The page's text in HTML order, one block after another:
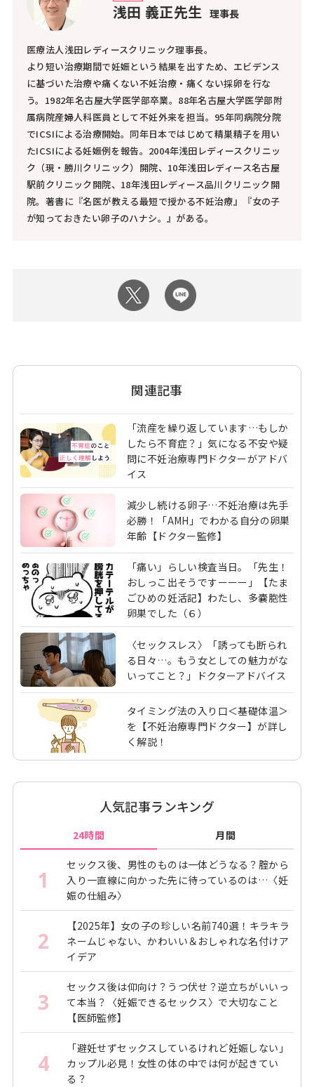
浅田 義正先生 理事長
医療法人浅田レディースクリニック理事長。
より短い治療期間で妊娠という結果を出すため、エビデンス
に基づいた治療や痛くない不妊治療・痛くない採卵を行な
う。1982年名古屋大学医学部卒業。88年名古屋大学医学部附
属病院産婦人科医員として不妊外来を担当。95年同病院分院
でICSIによる治療開始。同年日本ではじめて精巣精子を用い
たICSIによる妊娠例を報告。2004年浅田レディースクリニッ
ク（現・勝川クリニック）開院、10年浅田レディース名古屋
駅前クリニック開院、18年浅田レディース品川クリニック開
院。著書に『名医が教える最短で授かる不妊治療』『女の子
が知っておきたい卵子のハナシ。』がある。
関連記事
「流産を繰り返しています…もしか
したら不育症？」気になる不安や疑
問に不妊治療専門ドクターがアドバ
イス
減少し続ける卵子…不妊治療は先手
必勝！「AMH」でわかる自分の卵巣
年齢【ドクター監修】
「痛い」らしい検査当日。「先生！
おしっこ出そうですーーー」【たま
ごひめの妊活記】わたし、多嚢胞性
卵巣でした（６）
〈セックスレス〉「誘っても断られ
る日々…。もう女としての魅力がな
いってこと？」ドクターアドバイス
タイミング法の入り口＜基礎体温＞
を【不妊治療専門ドクター】が詳し
く解説！
人気記事ランキング
24時間 月間
1
セックス後、男性のものは一体どうなる？腟から
入り一直線に向かった先に待っているのは…〈妊
娠の仕組み〉
2
【2025年】女の子の珍しい名前740選！キラキラ
ネームじゃない、かわいい＆おしゃれな名付けア
イデア
3
セックス後は仰向け？うつ伏せ？逆立ちがいいっ
て本当？〈妊娠できるセックス〉で大切なこと
【医師監修】
4
「避妊せずセックスしているけれど妊娠しない」
カップル必見！女性の体の中では何が起きてい
る？